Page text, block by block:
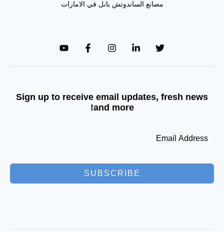
مصانع الساندوتش بانل في الامارات
Sign up to receive email updates, fresh news
and more!
SUBSCRIBE